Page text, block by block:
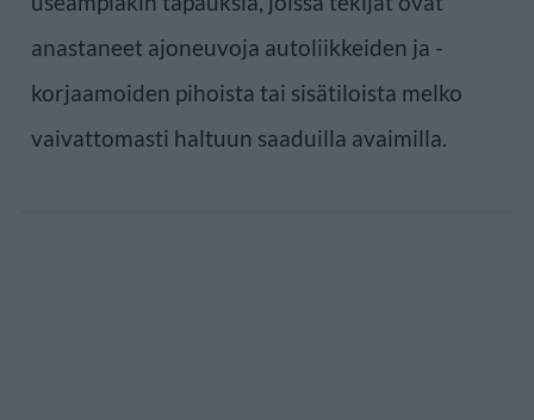
anastaneet ajoneuvoja autoliikkeiden ja -
korjaamoiden pihoista tai sisätiloista melko
vaivattomasti haltuun saaduilla avaimilla.